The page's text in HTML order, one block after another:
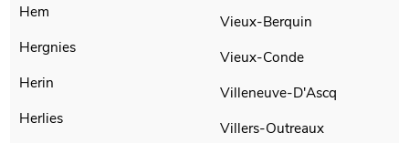
Hem
Hergnies
Herin
Herlies
Vieux-Berquin
Vieux-Conde
Villeneuve-D'Ascq
Villers-Outreaux